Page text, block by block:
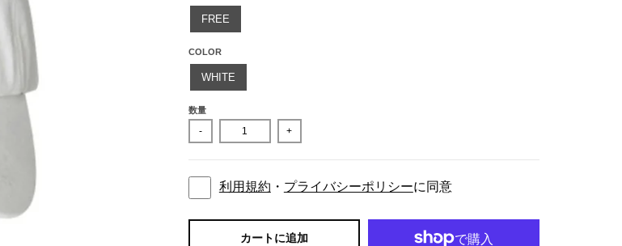
FREE
COLOR
WHITE
数量
- +
利用規約 ・ プライバシーポリシーに同意
カートに追加